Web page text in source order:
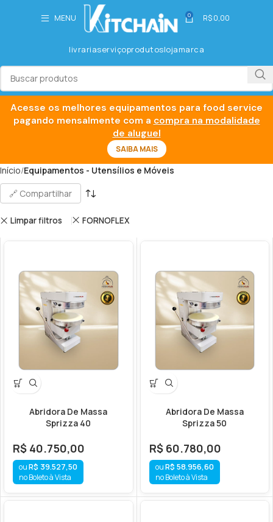
MENU 0 R$0,00
livrariaserviçoprodutoslojamarca
Início Equipamentos - Utensílios e Móveis
🔗 Compartilhar
Limpar filtros FORNOFLEX
Abridora De Massa
Sprizza 40
R$ 40.750,00
R$ 39.527,50
no Boleto à Vista
Abridora De Massa
Sprizza 50
R$60.780,00
R$ 58.956,60
no Boleto à Vista
Acesse os melhores equipamentos para food service
pagando mensalmente com a compra na modalidade
de aluguel
SAIBA MAIS